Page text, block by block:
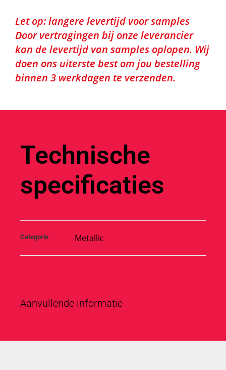
Let op: langere levertijd voor samples
Door vertragingen bij onze leverancier
kan de levertijd van samples oplopen. Wij
doen ons uiterste best om jou bestelling
binnen 3 werkdagen te verzenden.
Technische
specificaties
Categorie Metallic
Aanvullende informatie